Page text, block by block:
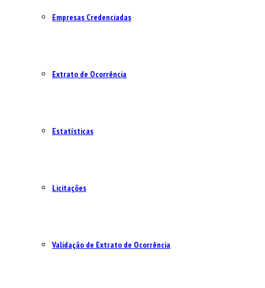
Empresas Credenciadas
Extrato de Ocorrência
Estatísticas
Licitações
Validação de Extrato de Ocorrência